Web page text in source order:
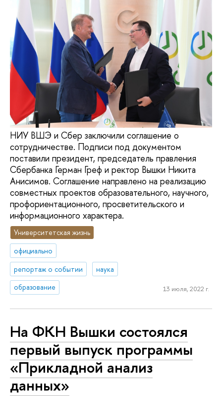
НИУ ВШЭ и Сбер заключили соглашение о
сотрудничестве. Подписи под документом
поставили президент, председатель правления
Сбербанка Герман Греф и ректор Вышки Никита
Анисимов. Соглашение направлено на реализацию
совместных проектов образовательного, научного,
профориентационного, просветительского и
информационного характера.
Университетская жизнь
официально
репортаж о событии
наука
образование
13 июля, 2022 г.
На ФКН Вышки состоялся
первый выпуск программы
«Прикладной анализ
данных»